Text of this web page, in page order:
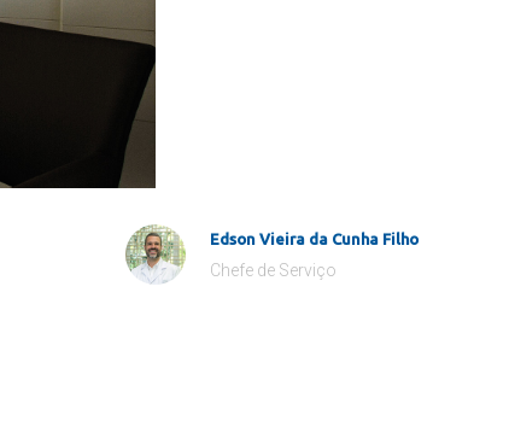
Edson Vieira da Cunha Filho
Chefe de Serviço